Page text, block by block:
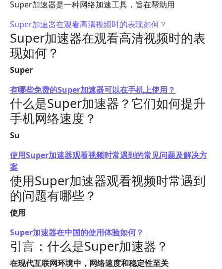
Super加速器是一种网络加速工具，旨在帮助用
Super加速器在观看高清视频时的表现如何？
Super加速器在观看高清视频时的表
现如何？
Super
有哪些免费的Super加速器可以在手机上使用？
什么是Super加速器？它们如何提升
手机网络速度？
Su
使用Super加速器观看视频时常遇到的常见问题及解决方
案
使用Super加速器观看视频时常遇到
的问题有哪些？
使用
Super加速器在中国的使用体验如何？
引言：什么是Super加速器？
在现代互联网环境中，网络速度和稳定性至关